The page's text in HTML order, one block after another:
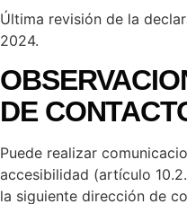
Última revisión de la
2024.
DE
Puede realizar
accesibilidad (artículo
la siguiente dirección de